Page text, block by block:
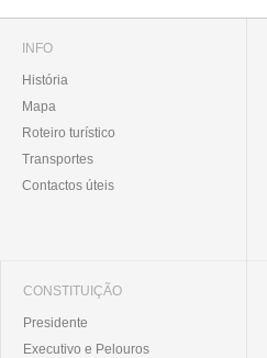
INFO
História
Mapa
Roteiro turístico
Transportes
Contactos úteis
CONSTITUIÇÃO
Presidente
Executivo e Pelouros